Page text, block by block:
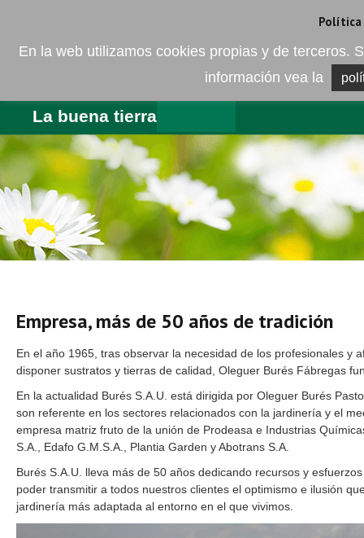
La buena tierra
EMPRESA PRODUCTOS
Empresa, más de 50 años de tradición
En el año 1965, tras observar la necesidad de los profesionales y
disponer sustratos y tierras de calidad, Oleguer Burés Fábregas
En la actualidad Burés S.A.U. está dirigida por Oleguer Burés
son referente en los sectores relacionados con la jardinería y el
empresa matriz fruto de la unión de Prodeasa e Industrias
S.A., Edafo G.M.S.A., Plantia Garden y Abotrans S.A.
Burés S.A.U. lleva más de 50 años dedicando recursos y
poder transmitir a todos nuestros clientes el optimismo e ilusión
jardinería más adaptada al entorno en el que vivimos.
Política
En la web utilizamos cookies propias y de terceros.
información vea la